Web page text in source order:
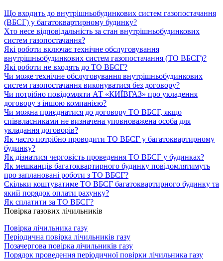
Що входить до внутрішньобудинкових систем газопостачання
(ВБСГ) у багатоквартирному будинку?
Хто несе відповідальність за стан внутрішньобудинкових
систем газопостачання?
Які роботи включає технічне обслуговування
внутрішньобудинкових систем газопостачання (ТО ВБСГ)?
Які роботи не входять до ТО ВБСГ?
Чи може технічне обслуговування внутрішньобудинкових
систем газопостачання виконуватися без договору?
Чи потрібно повідомляти АТ «КИЇВГАЗ» про укладення
договору з іншою компанією?
Чи можна приєднатися до договору ТО ВБСГ, якщо
співвласниками не визначена уповноважена особа для
укладання договорів?
Як часто потрібно проводити ТО ВБСГ у багатоквартирному
будинку?
Як дізнатися черговість проведення ТО ВБСГ у будинках?
Як мешканців багатоквартирного будинку повідомлятимуть
про заплановані роботи з ТО ВБСГ?
Скільки коштуватиме ТО ВБСГ багатоквартирного будинку та
який порядок оплати рахунку?
Як сплатити за ТО ВБСГ?
Повірка газових лічильників
Повірка лічильника газу
Періодична повірка лічильників газу
Позачергова повірка лічильників газу
Порядок проведення періодичної повірки лічильника газу